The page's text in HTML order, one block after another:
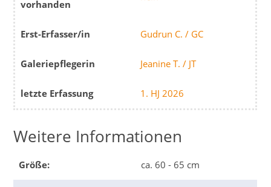
vorhanden
Erst-Erfasser/in Gudrun C. / GC
Galeriepflegerin Jeanine T. / JT
letzte Erfassung 1. HJ 2026
Weitere Informationen
Größe: ca. 60 - 65 cm